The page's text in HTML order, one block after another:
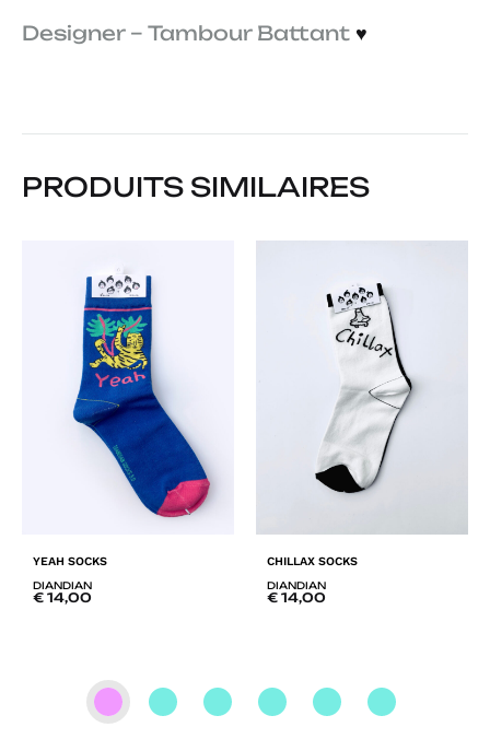
Designer – Tambour Battant ♥
PRODUITS SIMILAIRES
YEAH SOCKS
DIANDIAN
€ 14,00
TO
LISTE
CHILLAX SOCKS
DIANDIAN
€ 14,00